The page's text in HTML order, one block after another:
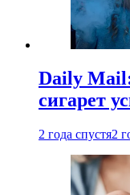
Daily
сигарет
2 года спустя2